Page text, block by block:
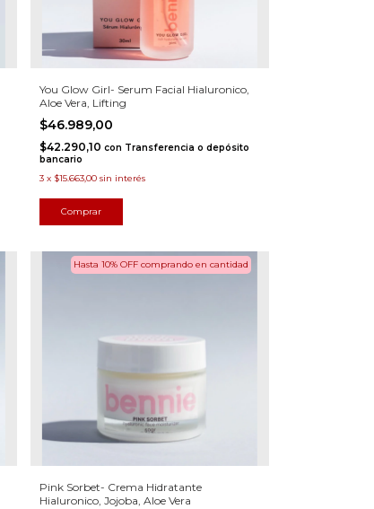
You Glow Girl- Serum Facial Hialuronico,
Aloe Vera, Lifting
$46.989,00
$42.290,10 con Transferencia o depósito
bancario
3 x $15.663,00 sin interés
Pink Sorbet- Crema Hidratante
Hialuronico, Jojoba, Aloe Vera
Hasta 10% OFF comprando en cantidad